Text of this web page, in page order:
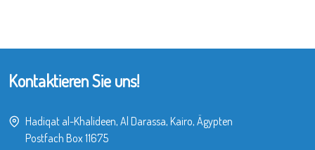
Kontaktieren Sie uns!
Hadiqat al-Khalideen, Al Darassa, Kairo, Ägypten
Postfach Box 11675